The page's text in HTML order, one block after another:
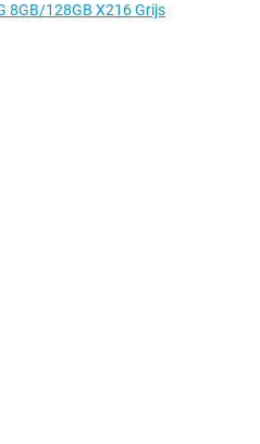
8GB/128GB X216 Grijs